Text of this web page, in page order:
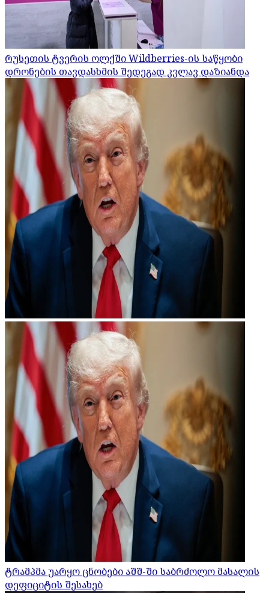
რუსეთის ტვერის ოლქში Wildberries-ის საწყობი
დრონების თავდასხმის შედეგად კვლავ დაზიანდა
ტრამპმა უარყო ცნობები აშშ-ში საბრძოლო მასალის
დეფიციტის შესახებ